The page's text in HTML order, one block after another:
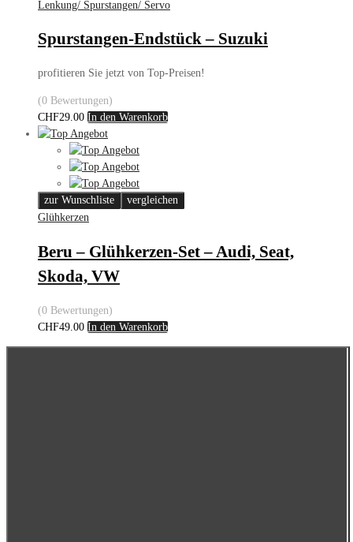
Lenkung/ Spurstangen/ Servo
Spurstangen-Endstück – Suzuki
profitieren Sie jetzt von Top-Preisen!
(0 Bewertungen)
CHF29.00 In den Warenkorb
zur Wunschliste
vergleichen
Glühkerzen
Beru – Glühkerzen-Set – Audi, Seat,
Skoda, VW
(0 Bewertungen)
CHF49.00 In den Warenkorb